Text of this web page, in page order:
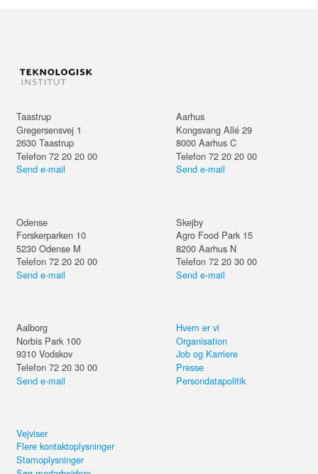
Taastrup
Gregersensvej 1
2630 Taastrup
Telefon 72 20 20 00
Send e-mail
Aarhus
Kongsvang Allé 29
8000 Aarhus C
Telefon 72 20 20 00
Send e-mail
Odense
Forskerparken 10
5230 Odense M
Telefon 72 20 20 00
Send e-mail
Skejby
Agro Food Park 15
8200 Aarhus N
Telefon 72 20 30 00
Send e-mail
Aalborg
Norbis Park 100
9310 Vodskov
Telefon 72 20 30 00
Send e-mail
Hvem er vi
Organisation
Job og Karriere
Presse
Persondatapolitik
Vejviser
Flere kontaktoplysninger
Stamoplysninger